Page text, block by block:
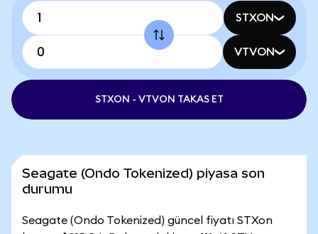
STXON
VTVON
STXON - VTVON TAKAS ET
Seagate (Ondo Tokenized) piyasa son
durumu
Seagate (Ondo Tokenized) güncel fiyatı STXon